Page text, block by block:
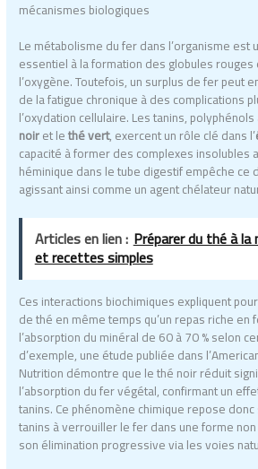
mécanismes biologiques
Le métabolisme du fer dans l’organisme est
essentiel à la formation des globules
l’oxygène. Toutefois, un surplus de fer peut
de la fatigue chronique à des complications
l’oxydation cellulaire. Les tanins,
noiret lethé vert, exercent un rôle clé dans l’
capacité à former des complexes insolubles
héminique dans le tube digestif empêche ce
agissant ainsi comme un agent chélateur
Articles en lien : Préparer du thé à
et recettes simples
Ces interactions biochimiques expliquent
de thé en même temps qu’un repas riche
l’absorption du minéral de 60 à 70 % selon
d’exemple, une étude publiée dans
Nutrition démontre que le thé noir réduit
l’absorption du fer végétal, confirmant un
tanins. Ce phénomène chimique repose
tanins à verrouiller le fer dans une forme
son élimination progressive via les voies